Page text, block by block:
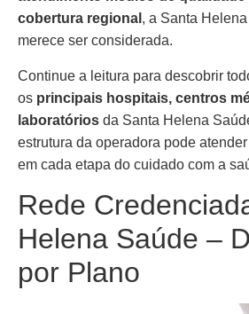
cobertura regional , a Santa
merece ser considerada.
Continue a leitura para descobrir
os principais hospitais, centros
laboratórios da Santa Helena
estrutura da operadora pode
em cada etapa do cuidado com a
Rede
Helena Saúde –
por Plano